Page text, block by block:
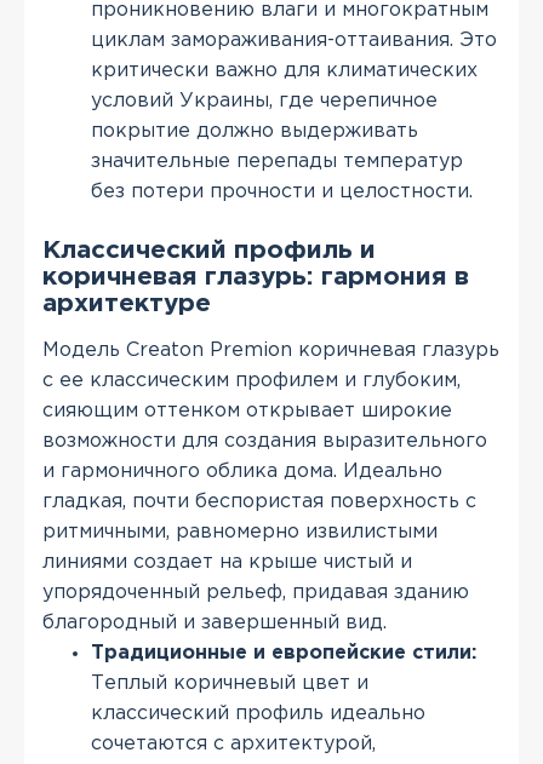
проникновению влаги и многократным
циклам замораживания-оттаивания. Это
критически важно для климатических
условий Украины, где черепичное
покрытие должно выдерживать
значительные перепады температур
без потери прочности и целостности.
Классический профиль и
коричневая глазурь: гармония в
архитектуре
Модель Creaton Premion коричневая глазурь
с ее классическим профилем и глубоким,
сияющим оттенком открывает широкие
возможности для создания выразительного
и гармоничного облика дома. Идеально
гладкая, почти беспористая поверхность с
ритмичными, равномерно извилистыми
линиями создает на крыше чистый и
упорядоченный рельеф, придавая зданию
благородный и завершенный вид.
Традиционные и европейские стили:
Теплый коричневый цвет и
классический профиль идеально
сочетаются с архитектурой,